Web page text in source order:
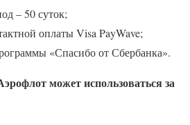
– 50 суток;
оплаты Visa PayWave;
«Спасибо от Сбербанка».
может использоваться за